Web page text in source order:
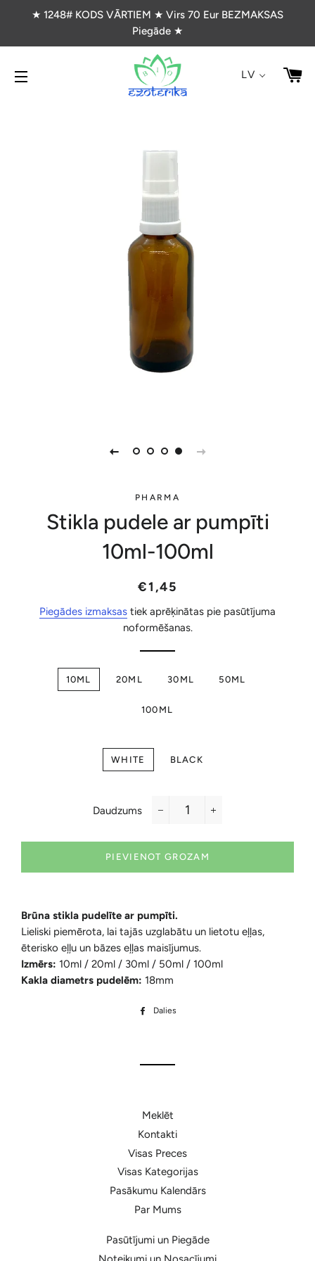
★ 1248# KODS VĀRTIEM ★ Virs 70 Eur BEZMAKSAS
Piegāde ★
VIETNES NAVIGĀCIJA
LV
PHARMA
Stikla pudele ar pumpīti
10ml-100ml
Parastā
Akcijas
€1,45
Piegādes izmaksas tiek aprēķinātas pie pasūtījuma
noformēšanas.
10ML 20ML 30ML 50ML
100ML
WHITE BLACK
Daudzums
PIEVIENOT GROZAM
Brūna stikla pudelīte ar pumpīti.
Lieliski piemērota, lai tajās uzglabātu un lietotu eļļas,
ēterisko eļļu un bāzes eļļas maisījumus.
Izmērs: 10ml / 20ml / 30ml / 50ml / 100ml
Kakla diametrs pudelēm: 18mm
Dalies
Meklēt
Kontakti
Visas Preces
Visas Kategorijas
Pasākumu Kalendārs
Par Mums
Pasūtījumi un Piegāde